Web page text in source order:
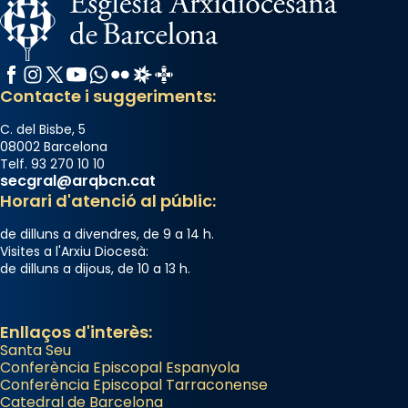
View on Facebook Share
2 weeks ago
Memòria de les santes Juliana i
Semproniana, verges i màrtirs.
Acompanyant la història de sant Cugat, a
partir de l’Edat Mitjana sorgeix la tradició
que les santes Juliana (“relatiu a Júlia”) i
Semproniana (“relatiu a Semprònia =
eterna”) són deixebles seves. I l’any 1667, el
frare Joan Gaspar Roig, afirma en una obra
Mataró en reivindicarà les relíquies fins que
les aconseguirà el 1772. L’ofici que es canta
a la “Missa de les Santes” (“Missa de
Glòria”) fou composta el 1848 per Mn.
Facebook
Instagram
X / Twitter
YouTube
WhatsApp
FlickrRadio Estel
Catalunya Cristiana
Contacte i suggeriments:
C. del Bisbe, 5
08002 Barcelona
Telf. 93 270 10 10
secgral@arqbcn.cat
Horari d'atenció al públic:
de dilluns a divendres, de 9 a 14 h.
Visites a l'Arxiu Diocesà:
de dilluns a dijous, de 10 a 13 h.
Enllaços d'interès:
Santa Seu
Conferència Episcopal Espanyola
Conferència Episcopal Tarraconense
Catedral de Barcelona